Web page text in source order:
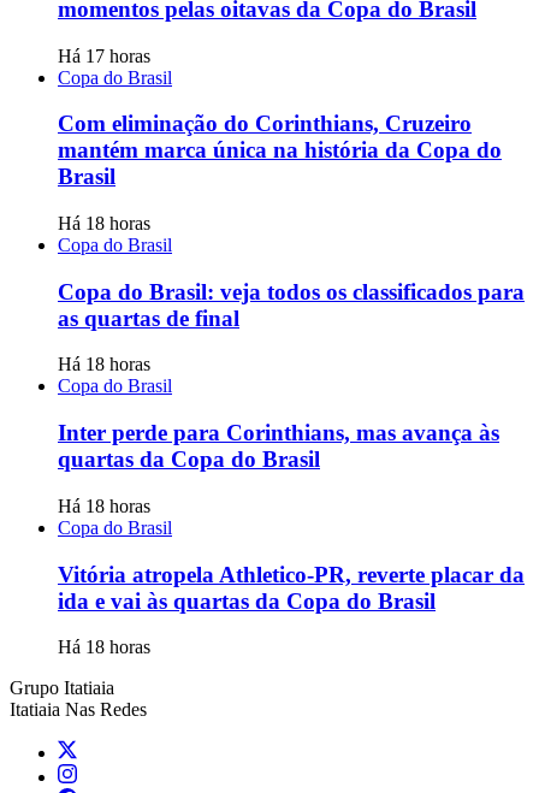
momentos pelas oitavas da Copa do Brasil
Há 17 horas
Copa do Brasil
Com eliminação do Corinthians, Cruzeiro
mantém marca única na história da Copa do
Brasil
Há 18 horas
Copa do Brasil
Copa do Brasil: veja todos os classificados para
as quartas de final
Há 18 horas
Copa do Brasil
Inter perde para Corinthians, mas avança às
quartas da Copa do Brasil
Há 18 horas
Copa do Brasil
Vitória atropela Athletico-PR, reverte placar da
ida e vai às quartas da Copa do Brasil
Há 18 horas
Grupo Itatiaia
Itatiaia Nas Redes